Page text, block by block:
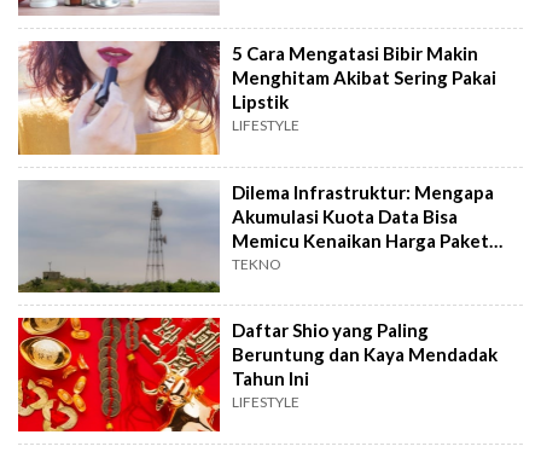
5 Cara Mengatasi Bibir Makin
Menghitam Akibat Sering Pakai
Lipstik
LIFESTYLE
Dilema Infrastruktur: Mengapa
Akumulasi Kuota Data Bisa
Memicu Kenaikan Harga Paket
Internet?
TEKNO
Daftar Shio yang Paling
Beruntung dan Kaya Mendadak
Tahun Ini
LIFESTYLE